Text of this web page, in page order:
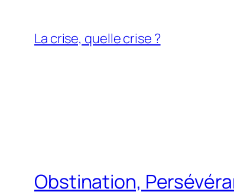
contenu
La crise, quelle crise ?
Obstination,